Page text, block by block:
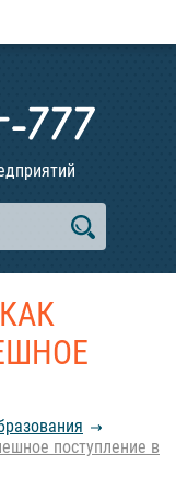
поступление в